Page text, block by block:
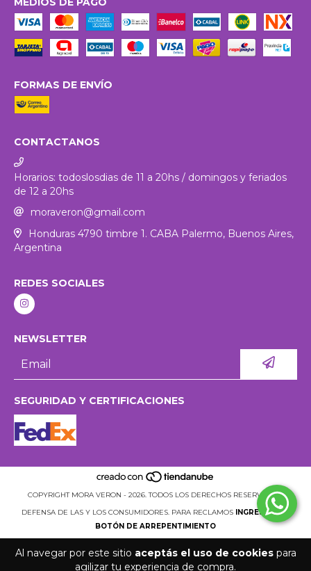
Al navegar por este sitio aceptás el uso de cookiespara
agilizar tu experiencia de compra.
FORMAS DE ENVÍO
CONTACTANOS
Horarios: todoslosdias de 11 a 20hs / domingos y feriados
de 12 a 20hs
moraveron@gmail.com
Honduras 4790 timbre 1. CABA Palermo, Buenos Aires,
Argentina
REDES SOCIALES
NEWSLETTER
SEGURIDAD Y CERTIFICACIONES
COPYRIGHT MORA VERON - 2026. TODOS LOS DERECHOS RESERVADOS.
DEFENSA DE LAS Y LOS CONSUMIDORES. PARA RECLAMOS
INGRESÁ ACÁ.
BOTÓN DE ARREPENTIMIENTO